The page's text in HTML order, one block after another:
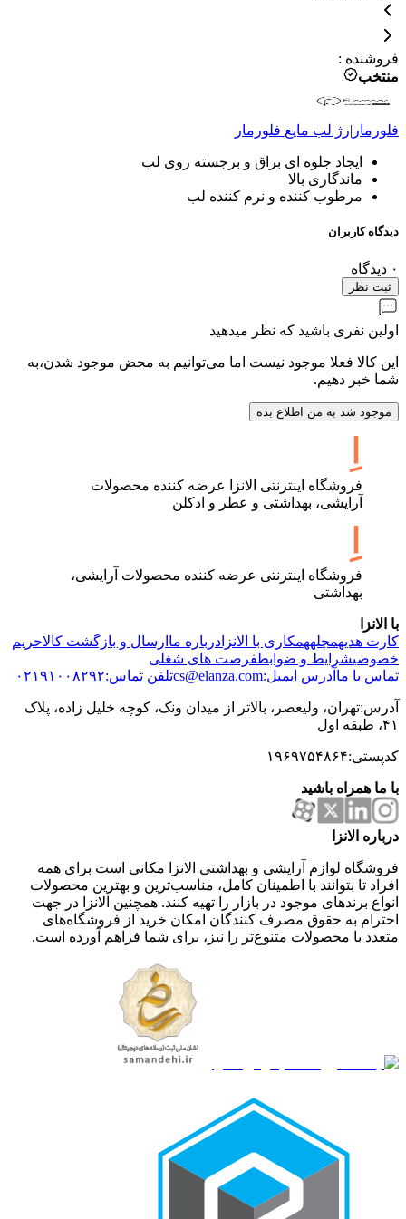
فروشنده :
منتخب
فلورمار |رژ لب مایع فلورمار
ایجاد جلوه ای براق و برجسته روی لب
ماندگاری بالا
مرطوب کننده و نرم کننده لب
دیدگاه کاربران
۰ دیدگاه
ثبت نظر
اولین نفری باشید که نظر میدهید
این کالا فعلا موجود نیست اما می‌توانیم به محض موجود شدن،به
شما خبر دهیم.
موجود شد به من اطلاع بده
فروشگاه اینترنتی الانزا عرضه کننده محصولات
آرایشی، بهداشتی و عطر و ادکلن
فروشگاه اینترنتی عرضه کننده محصولات آرایشی،
بهداشتی
با الانزا
کارت هدیهمجلههمکاری با الانزا درباره ما ارسال و بازگشت کالاحریم
خصوصیشرایط و ضوابطفرصت های شغلی
تماس با ما آدرس ایمیل:cs@elanza.com تلفن تماس:۰۲۱۹۱۰۰۸۲۹۲
آدرس:تهران، ولیعصر، بالاتر از میدان ونک، کوچه خلیل زاده، پلاک
۴۱، طبقه اول
کدپستی:۱۹۶۹۷۵۴۸۶۴
با ما همراه باشید
درباره الانزا
فروشگاه لوازم آرایشی و بهداشتی الانزا مکانی است برای همه
افراد تا بتوانند با اطمینان کامل، مناسب‌ترین و بهترین محصولات
انواع برندهای موجود در بازار را تهیه کنند. همچنین الانزا در جهت
احترام به حقوق مصرف کنندگان امکان خرید از فروشگاه‌های
متعدد با محصولات متنوع‌تر را نیز، برای شما فراهم آورده است.